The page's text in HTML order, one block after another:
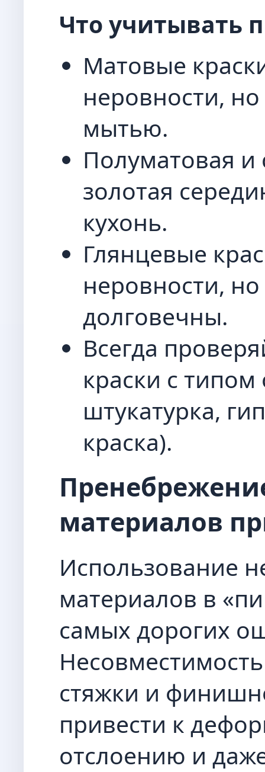
Что учитывать
Матовые
неровности,
мытью.
Полуматовая и
золотая
кухонь.
Глянцевые
неровности,
долговечны.
Всегда
краски с
штукатурка,
краска).
материалов
Использование
материалов в
самых дорогих
стяжки и
привести к
отслоению и